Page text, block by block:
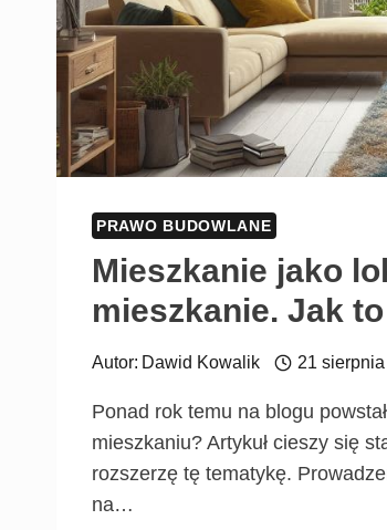
PRAWO BUDOWLANE
Mieszkanie jako
mieszkanie. Jak
Autor: Dawid Kowalik 21
Ponad rok temu na blogu
mieszkaniu? Artykuł cieszy się
rozszerzę tę tematykę.
na…